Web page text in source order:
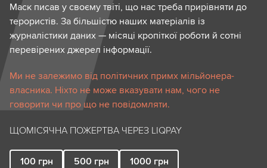
Маск писав у своєму твіті, що нас треба прирівняти до
терористів. За більшістю наших матеріалів із
журналістики даних — місяці кропіткої роботи й сотні
перевірених джерел інформації.
Ми не залежимо від політичних примх мільйонера-
власника. Ніхто не може вказувати нам, чого не
говорити чи про що не повідомляти.
ЩОМІСЯЧНА ПОЖЕРТВА ЧЕРЕЗ LIQPAY
100 грн 500 грн 1000 грн